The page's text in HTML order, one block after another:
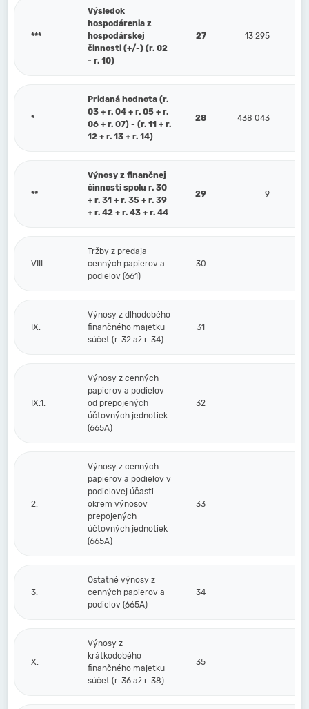
***
Výsledok
hospodárenia z
hospodárskej
činnosti (+/-) (r. 02
- r. 10)
27 13 295
*
Pridaná hodnota (r.
03 + r. 04 + r. 05 + r.
06 + r. 07) - (r. 11 + r.
12 + r. 13 + r. 14)
28 438 043
**
Výnosy z finančnej
činnosti spolu r. 30
+ r. 31 + r. 35 + r. 39
+ r. 42 + r. 43 + r. 44
29 9
VIII.
Tržby z predaja
cenných papierov a
podielov (661)
30
IX.
Výnosy z dlhodobého
finančného majetku
súčet (r. 32 až r. 34)
31
IX.1.
Výnosy z cenných
papierov a podielov
od prepojených
účtovných jednotiek
(665A)
32
2.
Výnosy z cenných
papierov a podielov v
podielovej účasti
okrem výnosov
prepojených
účtovných jednotiek
(665A)
33
3.
Ostatné výnosy z
cenných papierov a
podielov (665A)
34
X.
Výnosy z
krátkodobého
finančného majetku
súčet (r. 36 až r. 38)
35